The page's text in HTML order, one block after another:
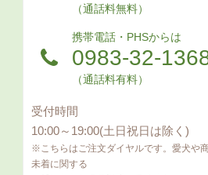
（通話料無料）
携帯電話・PHSからは
0983-32-
（通話料有料）
受付時間
10:00～19:00(土日祝日は除く)
※こちらはご注文ダイヤルです。愛犬や
未着に関する